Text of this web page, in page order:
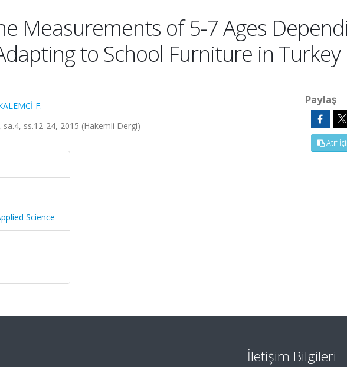
Measurements of 5-7 Ages
to School Furniture in Turkey
F.
ss.12-24, 2015 (Hakemli Dergi)
Science
Paylaş
Atıf
İletişim Bilgileri